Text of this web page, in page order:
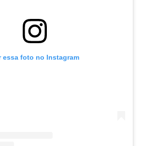
essa foto no Instagram